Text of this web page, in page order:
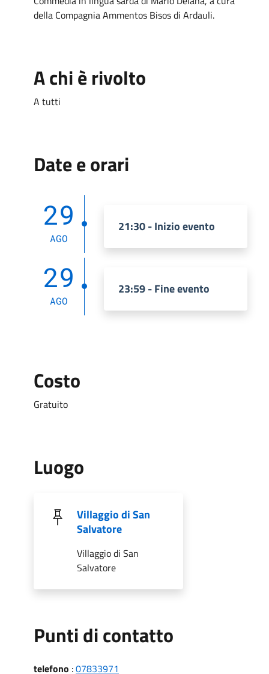
della Compagnia Ammentos Bisos di Ardauli.
A chi è rivolto
A tutti
Date e orari
29
AGO
21:30 - Inizio evento
29
AGO
23:59 - Fine evento
Costo
Gratuito
Luogo
Villaggio di San
Salvatore
Villaggio di San
Salvatore
Punti di contatto
telefono :07833971